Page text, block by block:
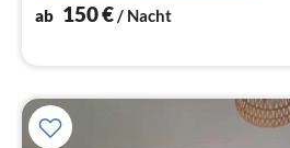
ab 150€/ Nacht